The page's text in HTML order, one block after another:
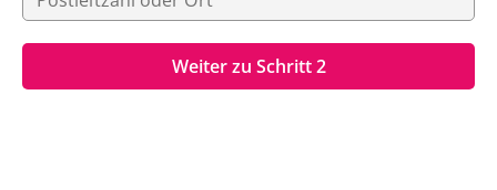
Weiter zu Schritt 2